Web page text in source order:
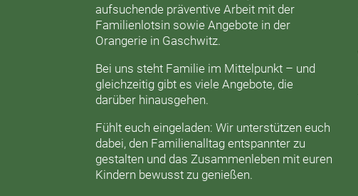
aufsuchende präventive Arbeit mit der
Familienlotsin sowie Angebote in der
Orangerie in Gaschwitz.
Bei uns steht Familie im Mittelpunkt – und
gleichzeitig gibt es viele Angebote, die
darüber hinausgehen.
Fühlt euch eingeladen: Wir unterstützen euch
dabei, den Familienalltag entspannter zu
gestalten und das Zusammenleben mit euren
Kindern bewusst zu genießen.